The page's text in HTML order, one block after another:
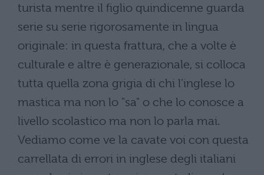
turista mentre il figlio quindicenne guarda
serie su serie rigorosamente in lingua
originale: in questa frattura, che a volte è
culturale e altre è generazionale, si colloca
tutta quella zona grigia di chi l'inglese lo
mastica ma non lo "sa" o che lo conosce a
livello scolastico ma non lo parla mai.
Vediamo come ve la cavate voi con questa
carrellata di errori in inglese degli italiani